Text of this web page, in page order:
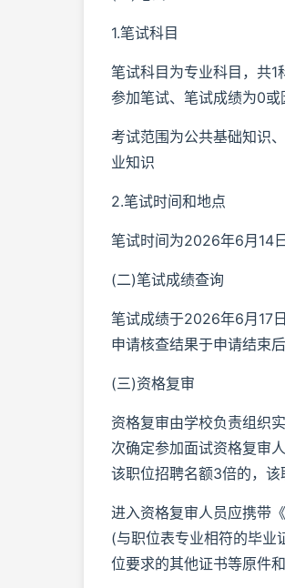
1.笔试科目
笔试科目为专业科目，共
参加笔试、笔试成绩为0或
考试范围为公共基础知识
业知识
2.笔试时间和地点
笔试时间为2026年6月14
(二)笔试成绩查询
笔试成绩于2026年6月17
申请核查结果于申请结束
(三)资格复审
资格复审由学校负责组织
次确定参加面试资格复审
该职位招聘名额3倍的，该
进入资格复审人员应携带
(与职位表专业相符的毕业
位要求的其他证书等原件和